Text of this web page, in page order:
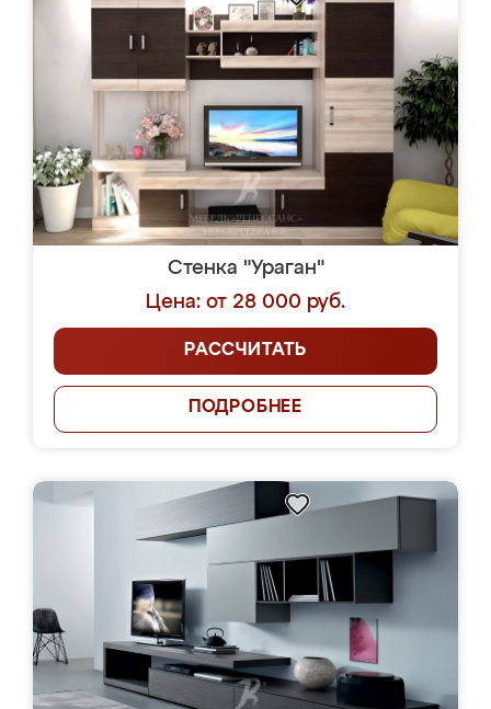
Стенка "Ураган"
Цена: от 28 000 руб.
РАССЧИТАТЬ
ПОДРОБНЕЕ